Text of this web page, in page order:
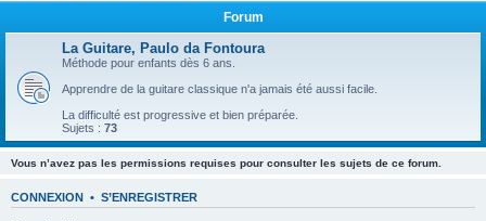
Forum
La Guitare, Paulo da Fontoura
Méthode pour enfants dès 6 ans.
Apprendre de la guitare classique n'a jamais été aussi facile.
La difficulté est progressive et bien préparée.
Sujets : 73
Vous n’avez pas les permissions requises pour consulter les sujets de ce forum.
CONNEXION • S’ENREGISTRER